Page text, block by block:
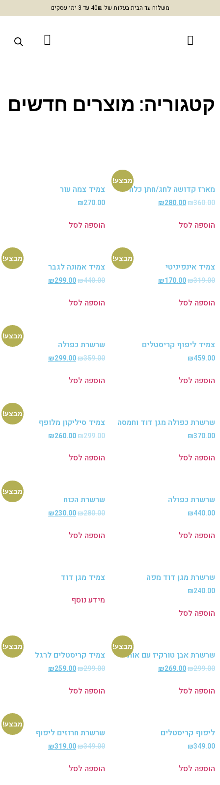
משלוח עד הבית בעלות של 40₪ עד 3 ימי עסקים
מוצרים חדשים
מבצע!
קדושה לחג/חתן כלה
₪
₪280.00
לסל
צמיד צמה עור
₪270.00
הוספה לסל
מבצע!
אינפיניטי
₪
₪170.00
לסל
מבצע!
צמיד אמונה לגבר
₪440.00
₪299.00
הוספה לסל
ליפוף קריסטלים
₪
לסל
מבצע!
שרשרת כפולה
₪359.00
₪299.00
הוספה לסל
כפולה מגן דוד וחמסה
₪
לסל
מבצע!
צמיד סיליקון מלופף
₪299.00
₪260.00
הוספה לסל
כפולה
₪
לסל
מבצע!
שרשרת הכוח
₪280.00
₪230.00
הוספה לסל
מגן דוד מפה
₪
לסל
צמיד מגן דוד
מידע נוסף
מבצע!
אבן טורקיז עם אות
₪
₪269.00
לסל
מבצע!
צמיד קריסטלים לרגל
₪299.00
₪259.00
הוספה לסל
קריסטלים
₪
לסל
מבצע!
שרשרת חרוזים ליפוף
₪349.00
₪319.00
הוספה לסל